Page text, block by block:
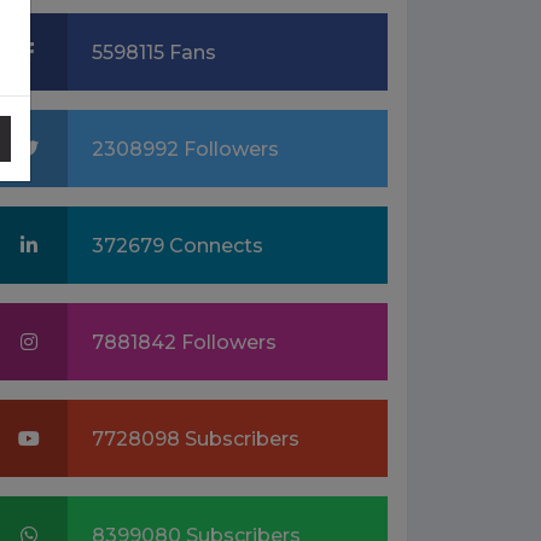
5598115 Fans
2308992 Followers
372679 Connects
7881842 Followers
7728098 Subscribers
8399080 Subscribers